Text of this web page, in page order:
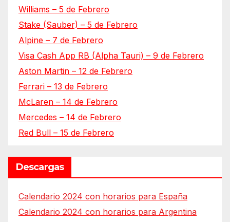
Williams – 5 de Febrero
Stake (Sauber) – 5 de Febrero
Alpine – 7 de Febrero
Visa Cash App RB (Alpha Tauri) – 9 de Febrero
Aston Martin – 12 de Febrero
Ferrari – 13 de Febrero
McLaren – 14 de Febrero
Mercedes – 14 de Febrero
Red Bull – 15 de Febrero
Descargas
Calendario 2024 con horarios para España
Calendario 2024 con horarios para Argentina